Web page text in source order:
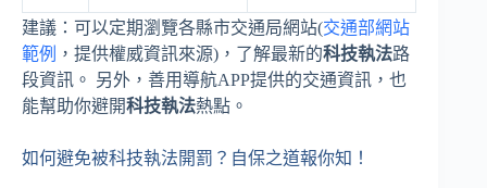
建議：可以定期瀏覽各縣市交通局網站(交通部網站
範例 ，提供權威資訊來源)，了解最新的科技執法路
段資訊。 另外，善用導航APP提供的交通資訊，也
能幫助你避開科技執法熱點。
如何避免被科技執法開罰？自保之道報你知！